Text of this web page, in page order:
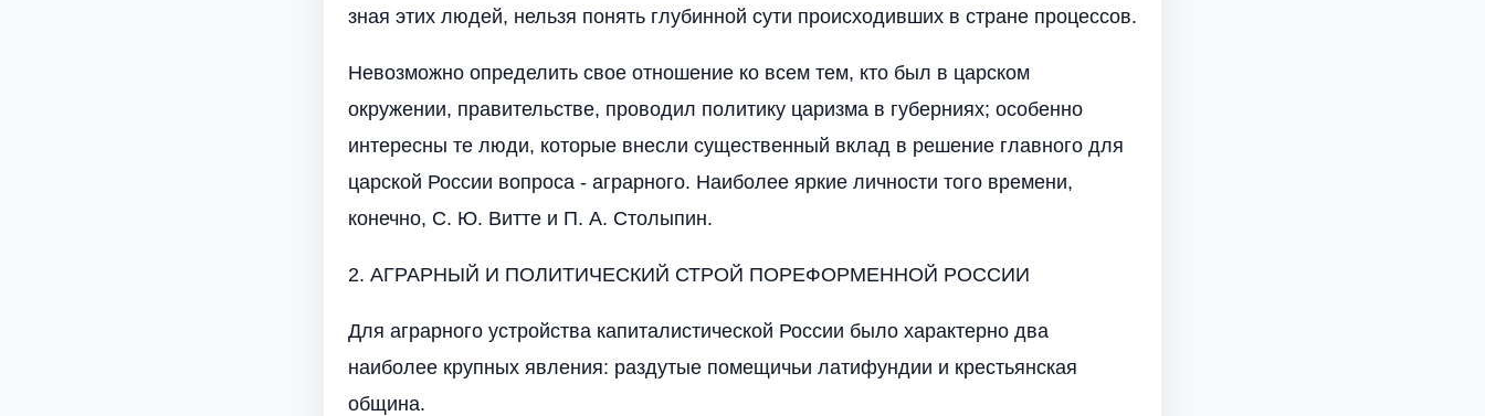
зная этих людей, нельзя понять глубинной сути происходивших в стране процессов.
Невозможно определить свое отношение ко всем тем, кто был в царском
окружении, правительстве, проводил политику царизма в губерниях; особенно
интересны те люди, которые внесли существенный вклад в решение главного для
царской России вопроса - аграрного. Наиболее яркие личности того времени,
конечно, С. Ю. Витте и П. А. Столыпин.
2. АГРАРНЫЙ И ПОЛИТИЧЕСКИЙ СТРОЙ ПОРЕФОРМЕННОЙ РОССИИ
Для аграрного устройства капиталистической России было характерно два
наиболее крупных явления: раздутые помещичьи латифундии и крестьянская
община.